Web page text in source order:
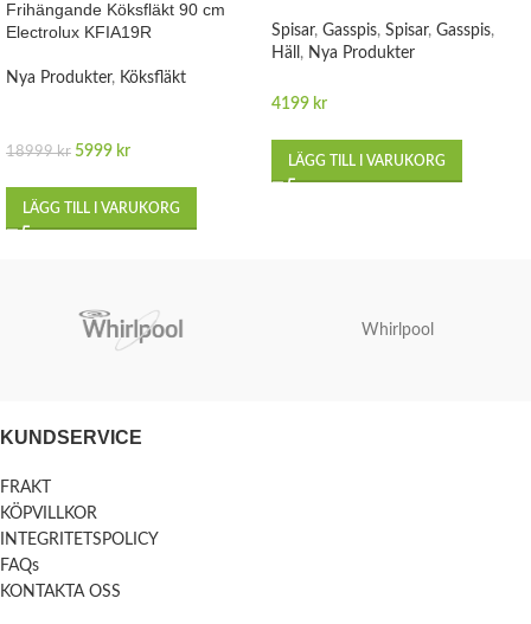
Frihängande Köksfläkt 90 cm
Electrolux KFIA19R
Nya Produkter, Köksfläkt
18999kr 5999 kr
LÄGG TILL I VARUKORG
Spisar, Gasspis, Spisar, Gasspis,
Häll , Nya Produkter
4199 kr
LÄGG TILL I VARUKORG
Whirlpool
KUNDSERVICE
FRAKT
KÖPVILLKOR
INTEGRITETSPOLICY
FAQs
KONTAKTA OSS